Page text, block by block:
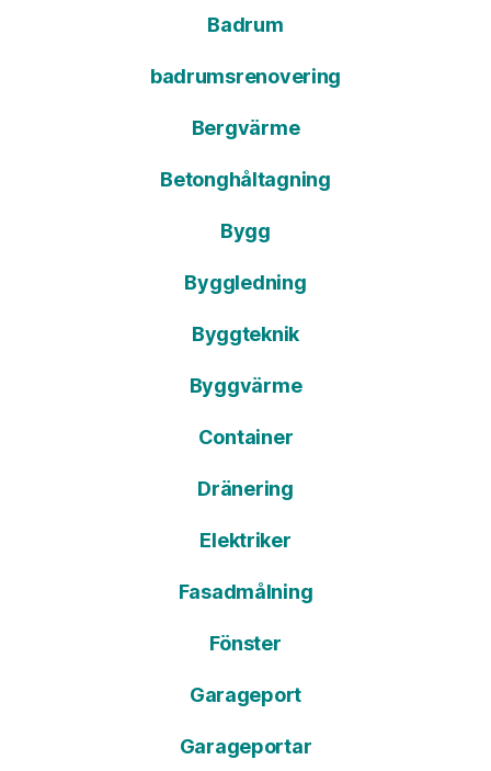
Badrum
badrumsrenovering
Bergvärme
Betonghåltagning
Bygg
Byggledning
Byggteknik
Byggvärme
Container
Dränering
Elektriker
Fasadmålning
Fönster
Garageport
Garageportar